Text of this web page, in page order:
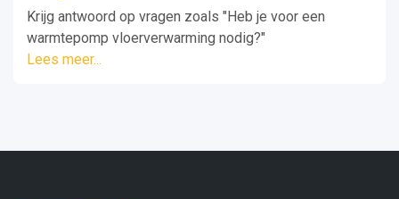
Krijg antwoord op vragen zoals "Heb je voor een
warmtepomp vloerverwarming nodig?"
Lees meer...